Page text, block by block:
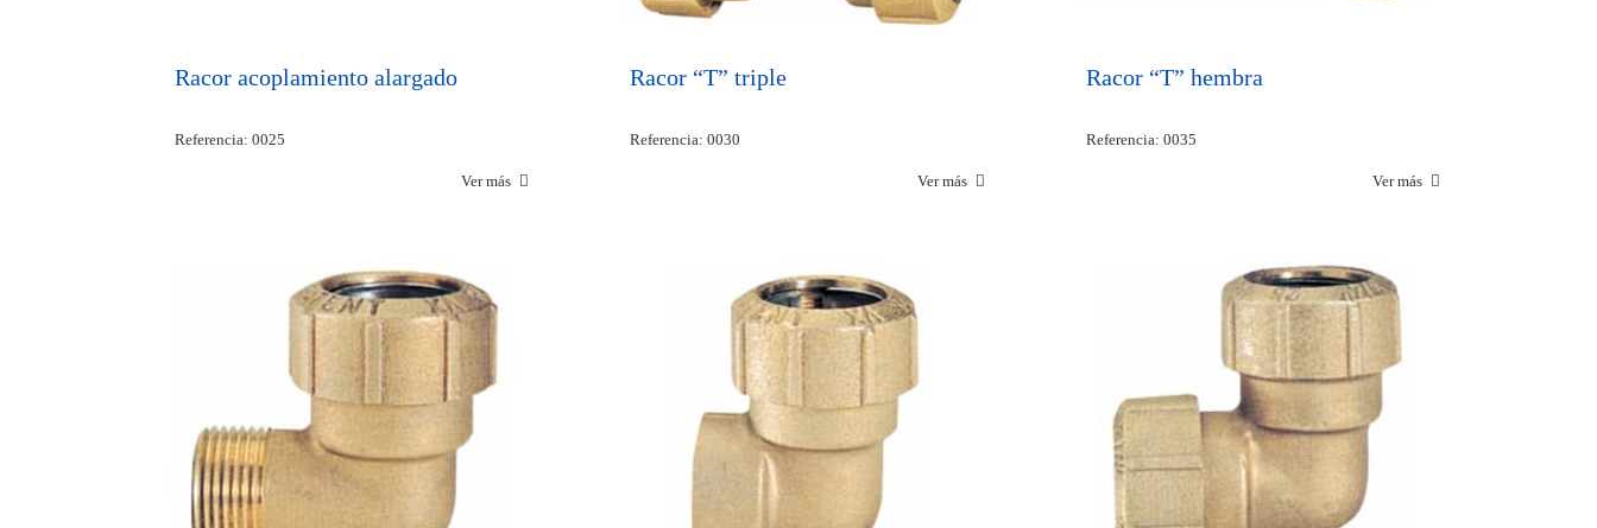
Racor acoplamiento alargado
Referencia: 0025
Ver más
Racor “T” triple
Referencia: 0030
Ver más
Racor “T” hembra
Referencia: 0035
Ver más